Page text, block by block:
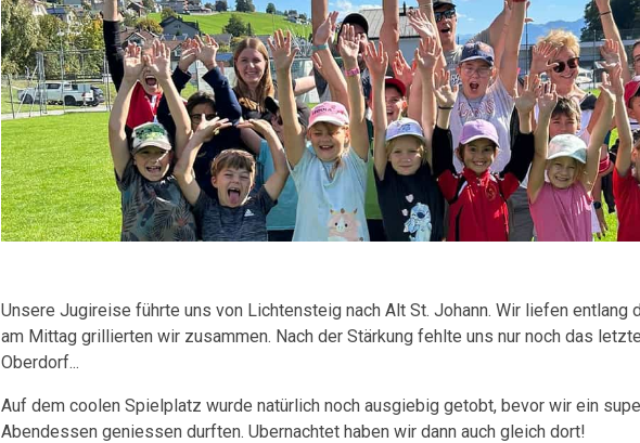
Unsere Jugireise führte uns von Lichtensteig nach Alt St. Johann. Wir liefen entlang
am Mittag grillierten wir zusammen. Nach der Stärkung fehlte uns nur noch das
Oberdorf...
Auf dem coolen Spielplatz wurde natürlich noch ausgiebig getobt, bevor wir ein
Abendessen geniessen durften. Ubernachtet haben wir dann auch gleich dort!